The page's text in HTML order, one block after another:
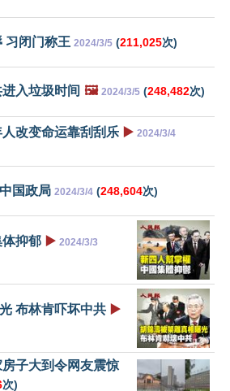
习闭门称王 2024/3/5 (211,025次)
入垃圾时间 🖼️ 2024/3/5 (248,482次)
改变命运靠刮刮乐 ▶️ 2024/3/4
国政局 2024/3/4 (248,604次)
抑郁 ▶️ 2024/3/3
布林肯吓坏中共 ▶️
子大到令网友震惊
次)